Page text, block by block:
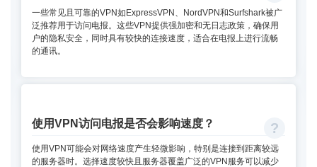
一些常见且可靠的VPN如ExpressVPN、NordVPN和Surfshark被广
泛推荐用于访问电报。这些VPN提供强加密和无日志政策，确保用
户的隐私安全，同时具有较快的连接速度，适合在电报上进行流畅
的通讯。
使用VPN访问电报是否会影响速度？
使用VPN可能会对网络速度产生轻微影响，特别是连接到距离较远
的服务器时。选择速度较快且服务器覆盖广泛的VPN服务可以减少